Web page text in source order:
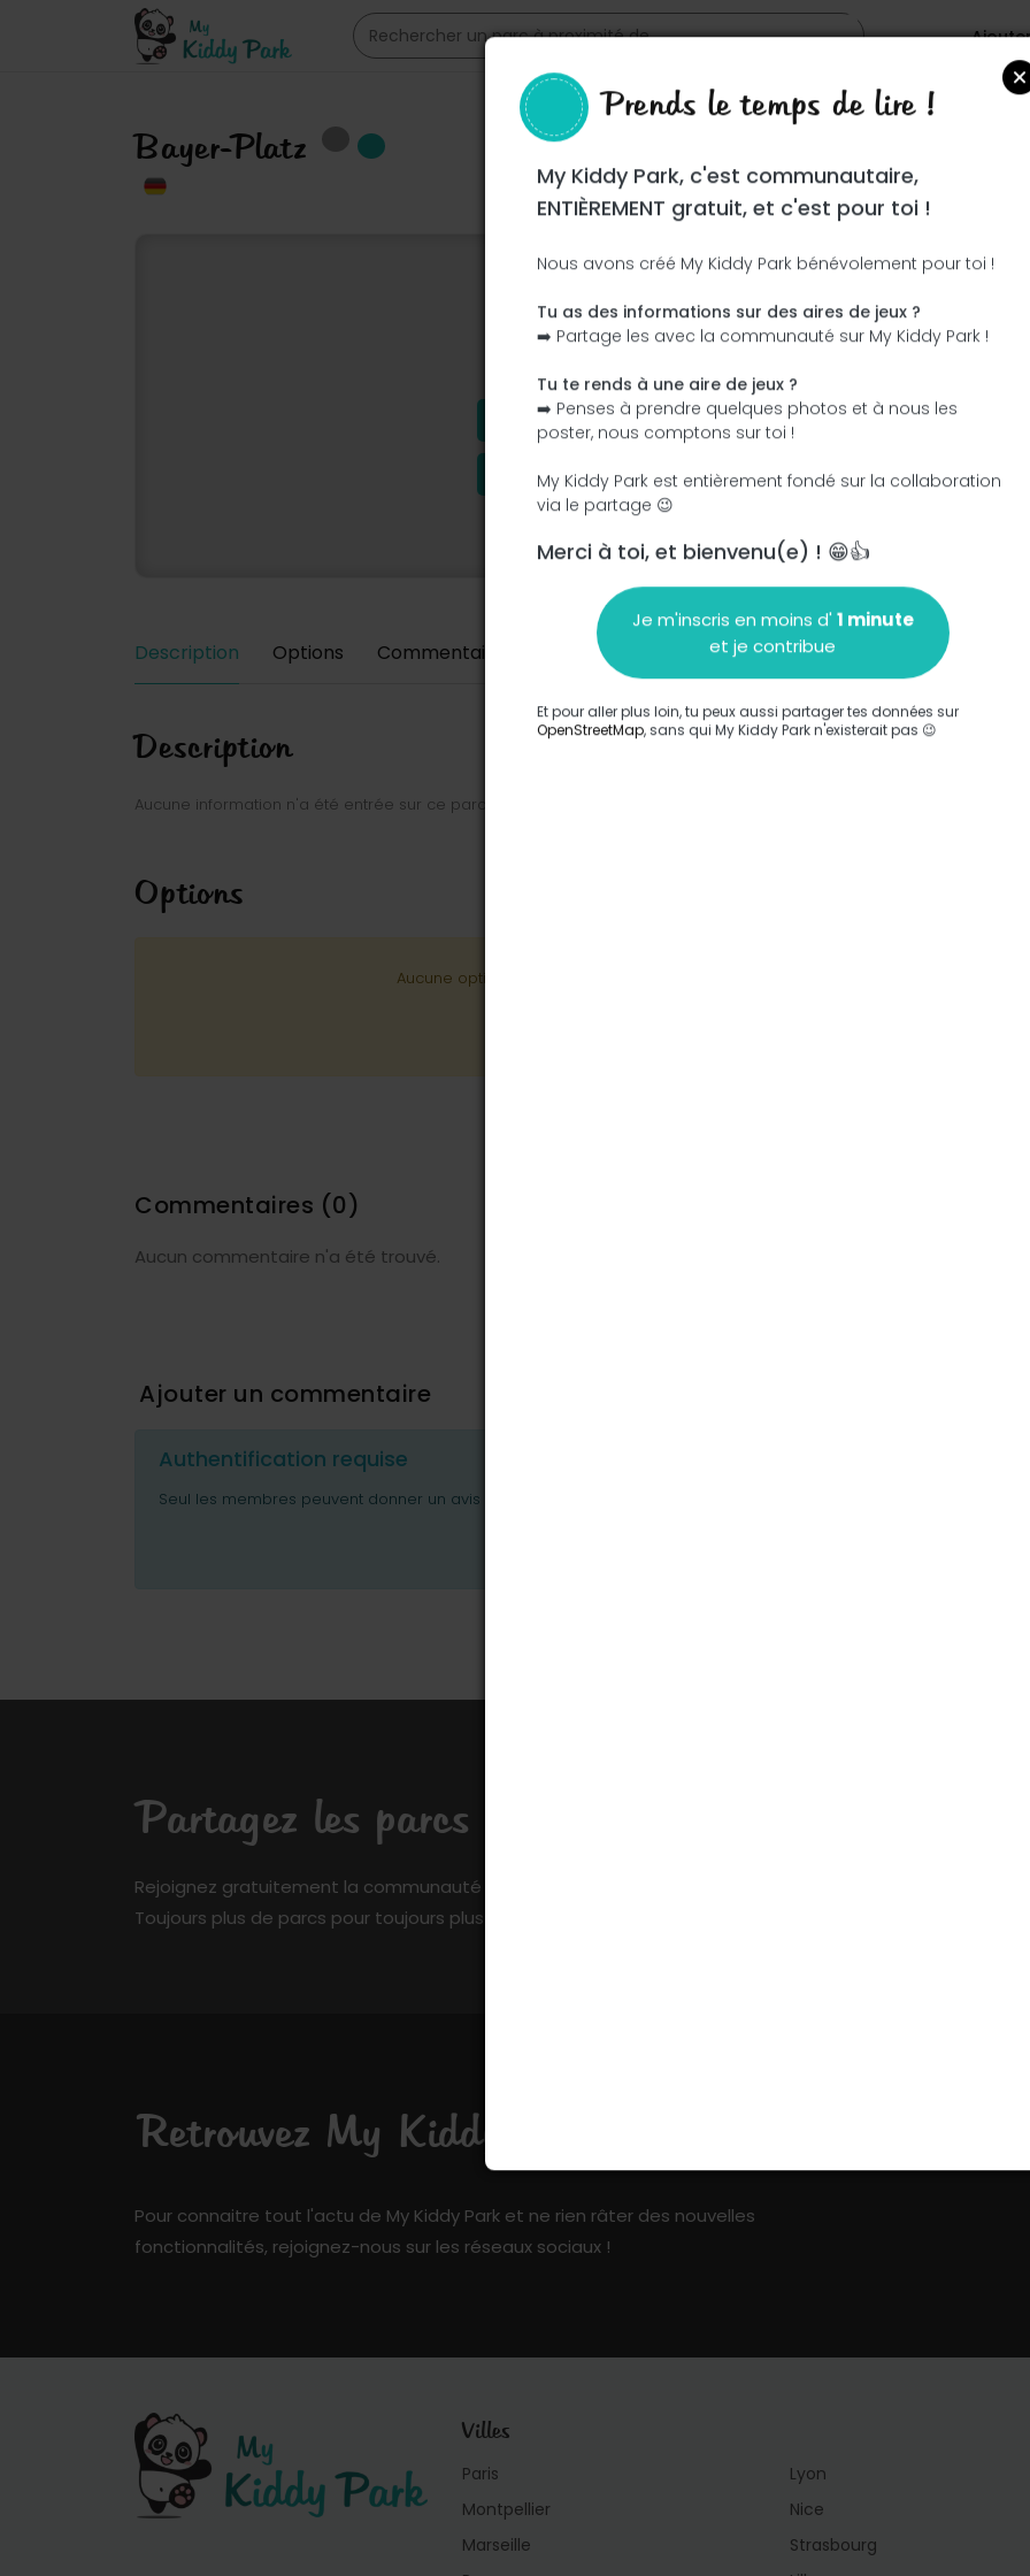
Bayer-Platz
Ce parc n'a pas encore été visité ! À toi de jouer !
J'ajoute le nom J'ajoute des photos
J'ajoute une description J'ajoute les équipements
Description Options Commentaires Ajouter un commentaire
Description
Aucune information n'a été entrée sur ce parc.
Options
Aucune option n'a été entrée sur ce parc.
Commentaires (0)
Aucun commentaire n'a été trouvé.
Ajouter un commentaire
Authentification requise
Seul les membres peuvent donner un avis ou poser des questions.
Partagez les parcs que vous connaissez
Rejoignez gratuitement la communauté de My Kiddy Park et ajoutez votre pierre à l’édifice !
Toujours plus de parcs pour toujours plus de fun !
Retrouvez My Kiddy Park sur les réseaux sociaux !
Pour connaitre tout l'actu de My Kiddy Park et ne rien râter des nouvelles
fonctionnalités, rejoignez-nous sur les réseaux sociaux !
Villes
Paris
Montpellier
Marseille
Lyon
Nice
Strasbourg
Prends le temps de lire !
My Kiddy Park, c'est communautaire,
ENTIÈREMENT gratuit, et c'est pour toi !
Nous avons créé My Kiddy Park bénévolement pour toi !
Tu as des informations sur des aires de jeux ?
➡️ Partage les avec la communauté sur My Kiddy Park !
Tu te rends à une aire de jeux ?
➡️ Penses à prendre quelques photos et à nous les
poster, nous comptons sur toi !
My Kiddy Park est entièrement fondé sur la collaboration
via le partage 😉
Merci à toi, et bienvenu(e) ! 😁👍
Je m'inscris en moins d'1 minute
et je contribue
Et pour aller plus loin, tu peux aussi partager tes données sur
OpenStreetMap, sans qui My Kiddy Park n'existerait pas 😉